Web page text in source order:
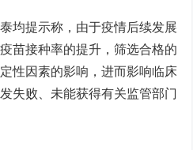
提示称，由于疫情后续发展
苗接种率的提升，筛选合格的
性因素的影响，进而影响临床
失败、未能获得有关监管部门